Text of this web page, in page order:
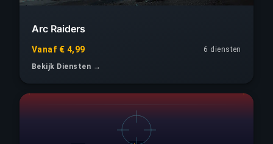
Arc Raiders
Vanaf € 4,99
6 diensten
Bekijk Diensten →